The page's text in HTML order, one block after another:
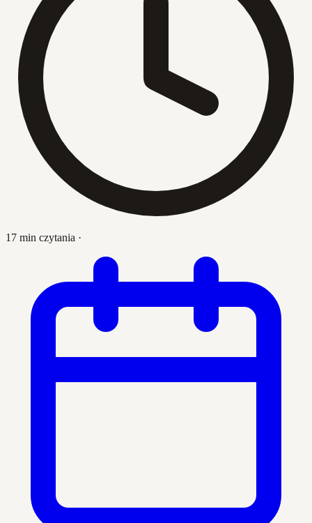
17 min czytania ·